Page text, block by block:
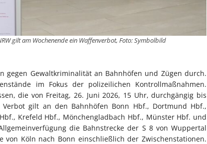
gilt am Wochenende ein Waffenverbot, Foto: Symbolbild
gegen Gewaltkriminalität an Bahnhöfen und Zügen durch.
im Fokus der polizeilichen Kontrollmaßnahmen.
die von Freitag, 26. Juni 2026, 15 Uhr, durchgängig bis
gilt an den Bahnhöfen Bonn Hbf., Dortmund Hbf.,
Krefeld Hbf., Mönchengladbach Hbf., Münster Hbf. und
die Bahnstrecke der S 8 von Wuppertal
von Köln nach Bonn einschließlich der Zwischenstationen.